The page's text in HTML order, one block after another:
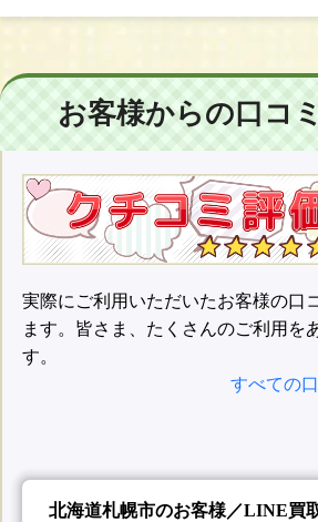
お客様からの口コ
実際にご利用いただいたお客様の口
ます。皆さま、たくさんのご利用を
す。
すべての
北海道札幌市のお客様／LINE買